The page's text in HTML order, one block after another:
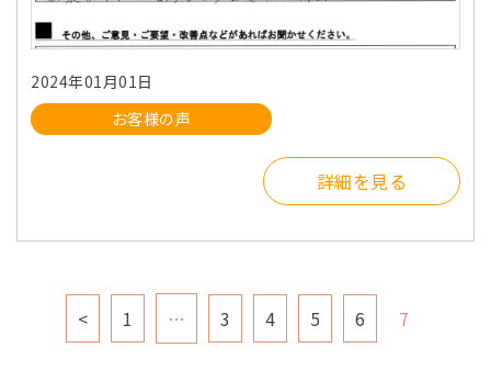
2024年01月01日
お客様の声
詳細を見る
< 1 … 3 4 5 6 7